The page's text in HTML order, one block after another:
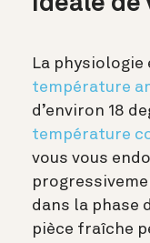
La
température
d’environ 18
température
vous vous
dans la phase
pièce fraîche